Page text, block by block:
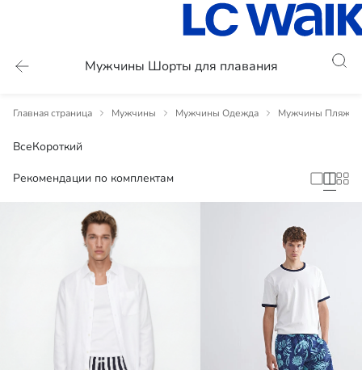
Мужчины Шорты для плавания
Главная страница Мужчины Мужчины Одежда Мужчины
ВсеКороткий
Рекомендации по комплектам